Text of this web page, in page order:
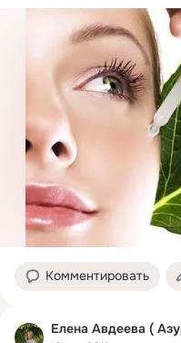
Комментировать
Елена Авдеева (